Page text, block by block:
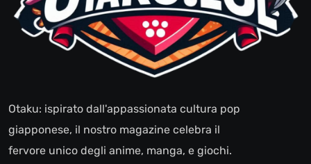
Otaku: ispirato dall'appassionata cultura pop
giapponese, il nostro magazine celebra il
fervore unico degli anime, manga, e giochi.